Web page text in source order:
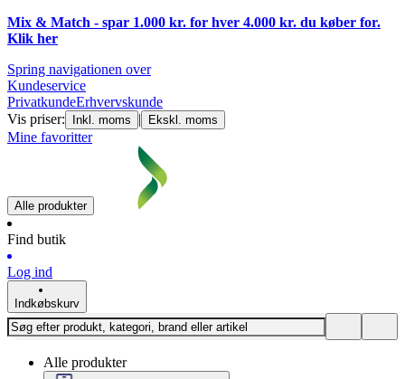
Mix & Match - spar 1.000 kr. for hver 4.000 kr. du køber for.
Klik her
Spring navigationen over
Kundeservice
PrivatkundeErhvervskunde
Vis priser:
Inkl. moms | Ekskl. moms
Mine favoritter
Alle produkter
Find butik
Log ind
Indkøbskurv
Alle produkter